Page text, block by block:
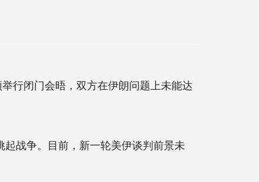
行闭门会晤，双方在伊朗问题上未能达
战争。目前，新一轮美伊谈判前景未